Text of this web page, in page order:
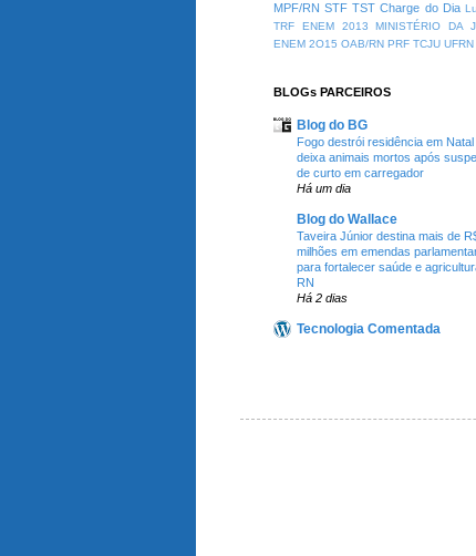
MPF/RN STF TST Charge do Dia
TRF
ENEM 2013
MINISTÉRIO DA
ENEM 2O15 OAB/RN PRF TCJU UFRN
BLOGs PARCEIROS
Blog do BG
Fogo destrói residência em Natal
deixa animais mortos após
de curto em carregador
Há um dia
Blog do Wallace
Taveira Júnior destina mais de
milhões em emendas
para fortalecer saúde e
RN
Há 2 dias
Tecnologia Comentada